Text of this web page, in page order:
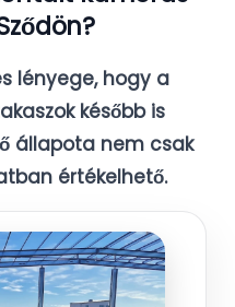
lényege, hogy a
később is
állapota nem csak
értékelhető.